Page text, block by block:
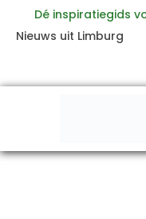
inhoud
Dé inspiratiegids
Nieuws uit Limburg